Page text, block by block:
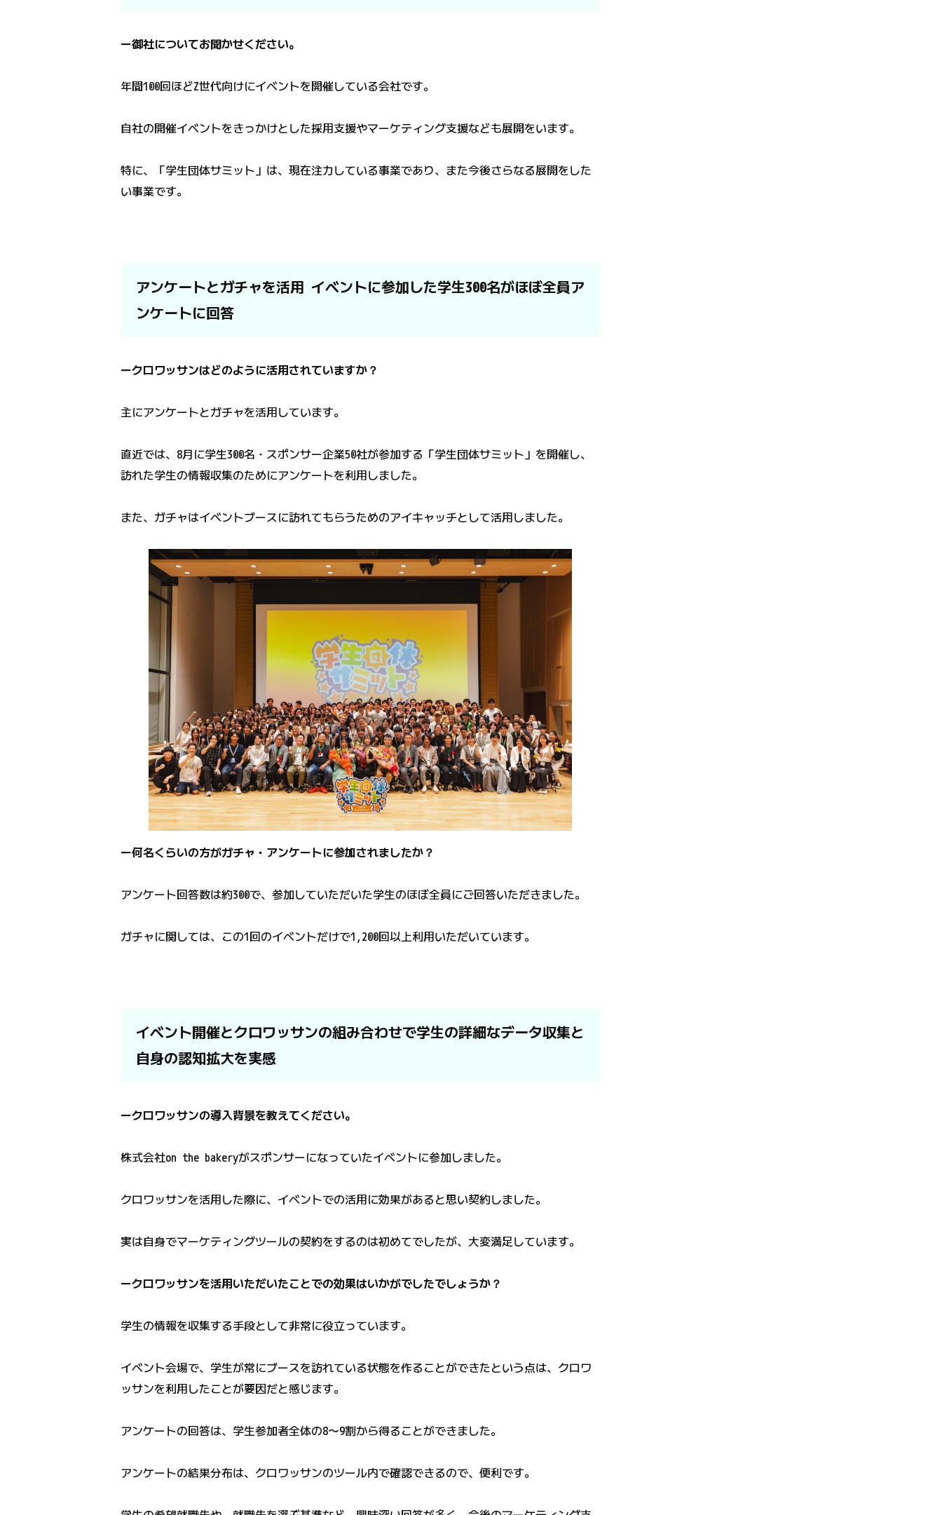
ー御社についてお聞かせください。
年間100回ほどZ世代向けにイベントを開催している会社です。
自社の開催イベントをきっかけとした採用支援やマーケティング支援なども展開をいます。
特に、「学生団体サミット」は、現在注力している事業であり、また今後さらなる展開をした
い事業です。
アンケートとガチャを活用 イベントに参加した学生300名がほぼ全員ア
ンケートに回答
ークロワッサンはどのように活用されていますか？
主にアンケートとガチャを活用しています。
直近では、8月に学生300名・スポンサー企業50社が参加する「学生団体サミット」を開催し、
訪れた学生の情報収集のためにアンケートを利用しました。
また、ガチャはイベントブースに訪れてもらうためのアイキャッチとして活用しました。
ー何名くらいの方がガチャ・アンケートに参加されましたか？
アンケート回答数は約300で、参加していただいた学生のほぼ全員にご回答いただきました。
ガチャに関しては、この1回のイベントだけで1,200回以上利用いただいています。
イベント開催とクロワッサンの組み合わせで学生の詳細なデータ収集と
自身の認知拡大を実感
ークロワッサンの導入背景を教えてください。
株式会社on the bakeryがスポンサーになっていたイベントに参加しました。
クロワッサンを活用した際に、イベントでの活用に効果があると思い契約しました。
実は自身でマーケティングツールの契約をするのは初めてでしたが、大変満足しています。
ークロワッサンを活用いただいたことでの効果はいかがでしたでしょうか？
学生の情報を収集する手段として非常に役立っています。
イベント会場で、学生が常にブースを訪れている状態を作ることができたという点は、クロワ
ッサンを利用したことが要因だと感じます。
アンケートの回答は、学生参加者全体の8〜9割から得ることができました。
アンケートの結果分布は、クロワッサンのツール内で確認できるので、便利です。